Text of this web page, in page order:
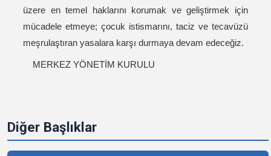
Diğer Başlıklar
üzere en temel haklarını korumak ve geliştirmek için
mücadele etmeye; çocuk istismarını, taciz ve tecavüzü
meşrulaştıran yasalara karşı durmaya devam edeceğiz.
MERKEZ YÖNETİM KURULU